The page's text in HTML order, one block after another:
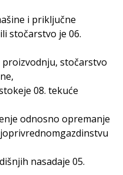
i priključne
stočarstvo je 06.
stočarstvo
08. tekuće
odnosno opremanje
nasadaje 05.